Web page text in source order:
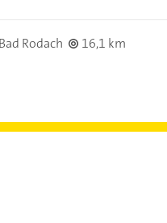
Rodach
16,1 km